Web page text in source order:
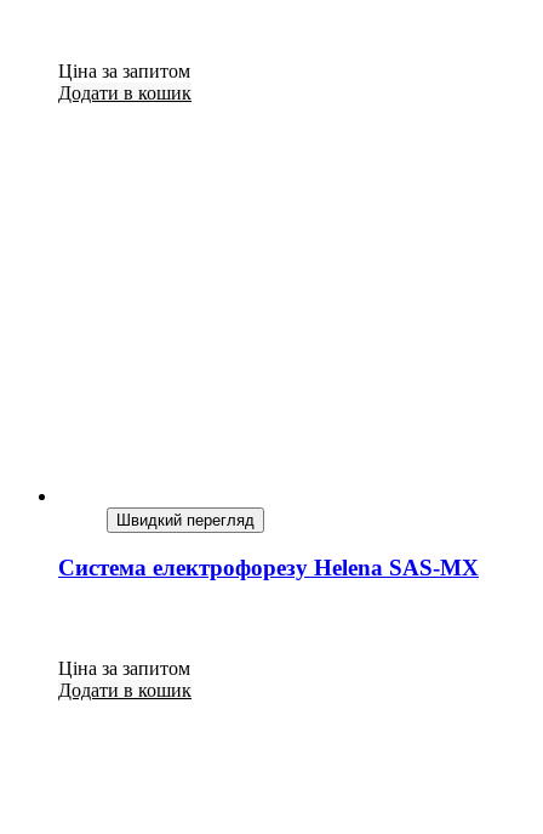
Ціна за запитом
Додати в кошик
Швидкий перегляд
Система електрофорезу Helena SAS-MX
Ціна за запитом
Додати в кошик